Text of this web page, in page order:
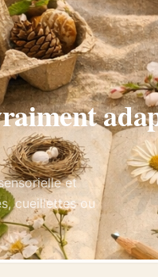
et
cueillettes ou